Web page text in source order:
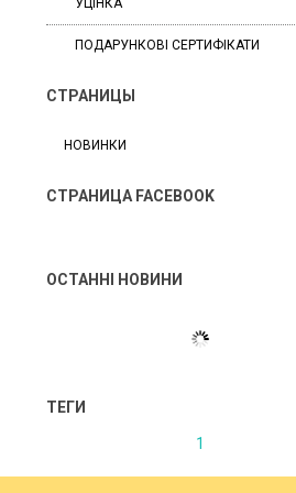
УЦІНКА
ПОДАРУНКОВІ СЕРТИФІКАТИ
СТРАНИЦЫ
НОВИНКИ
СТРАНИЦА FACEBOOK
ОСТАННІ НОВИНИ
ТЕГИ
1